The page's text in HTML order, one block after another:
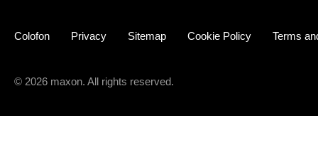
Colofon Privacy Sitemap Cookie Policy Terms
© 2026 maxon. All rights reserved.